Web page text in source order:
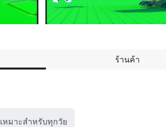
ร้านค้า
เหมาะสำหรับทุกวัย